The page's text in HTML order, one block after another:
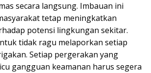
secara langsung. Imbauan ini
tetap meningkatkan
potensi lingkungan sekitar.
tidak ragu melaporkan setiap
Setiap pergerakan yang
gangguan keamanan harus segera